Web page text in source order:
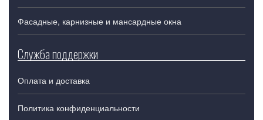
Фасадные, карнизные и мансардные окна
Служба поддержки
Оплата и доставка
Политика конфиденциальности